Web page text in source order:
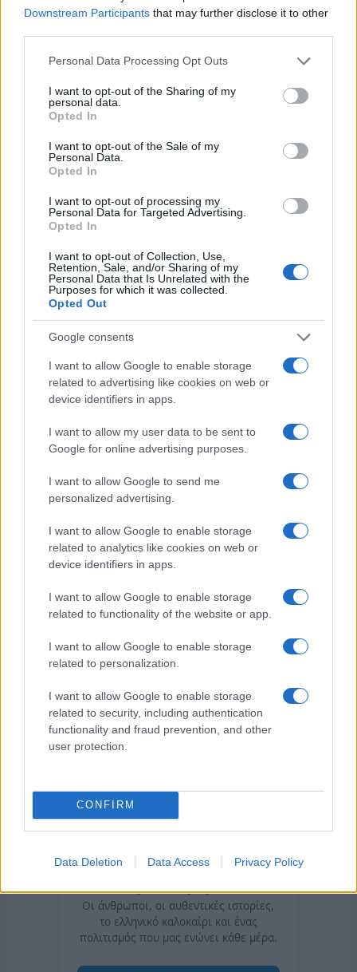
Downstream Participants that may further disclose it to other
Please note that this website/app uses one or more Google
not limited to your visit or usage behaviour. You may click to
grant or deny consent to Google and its third-party tags to
use your data for below specified purposes in below Google
consent section.
Personal Data Processing Opt Outs
I want to opt-out of the Sharing of my
personal data.
Opted In
I want to opt-out of the Sale of my
Personal Data.
Opted In
I want to opt-out of processing my
Personal Data for Targeted Advertising.
Opted In
I want to opt-out of Collection, Use,
Retention, Sale, and/or Sharing of my
Personal Data that Is Unrelated with the
Purposes for which it was collected.
Opted Out
Google consents
I want to allow Google to enable storage
related to advertising like cookies on web or
device identifiers in apps.
I want to allow my user data to be sent to
Google for online advertising purposes.
I want to allow Google to send me
personalized advertising.
I want to allow Google to enable storage
related to analytics like cookies on web or
device identifiers in apps.
I want to allow Google to enable storage
related to functionality of the website or app.
I want to allow Google to enable storage
related to personalization.
I want to allow Google to enable storage
related to security, including authentication
functionality and fraud prevention, and other
user protection.
CONFIRM
Data Deletion Data Access Privacy Policy
Οι άνθρωποι, οι αυθεντικές ιστορίες,
το ελληνικό καλοκαίρι και ένας
πολιτισμός που μας ενώνει κάθε μέρα.